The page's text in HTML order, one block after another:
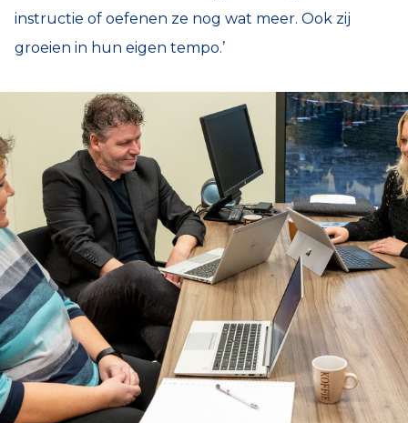
instructie of oefenen ze nog wat meer. Ook zij
groeien in hun eigen tempo.’